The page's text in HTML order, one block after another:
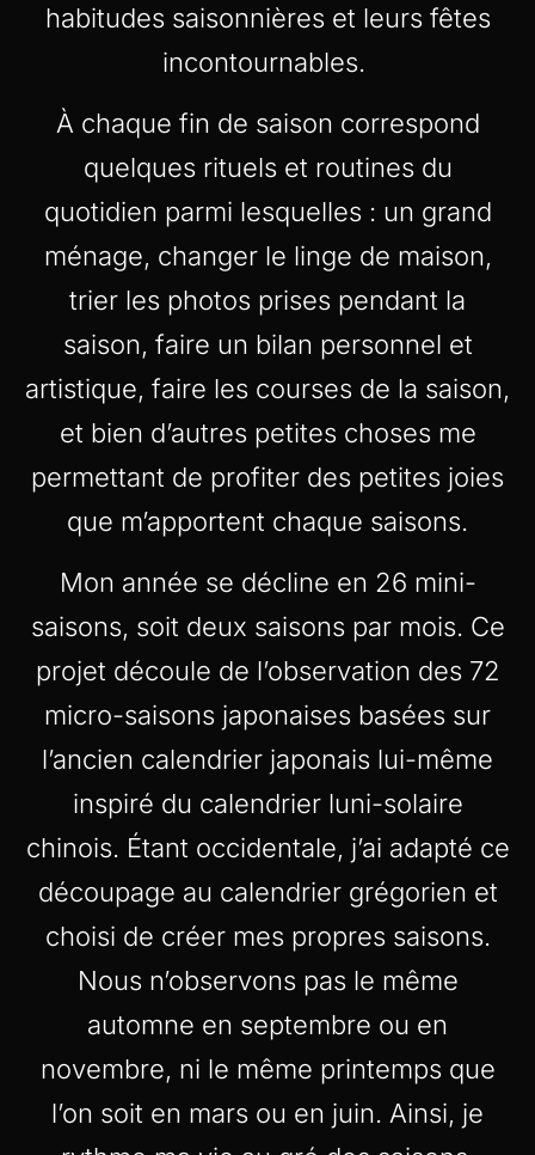
habitudes saisonnières et leurs fêtes
incontournables.
À chaque fin de saison correspond
quelques rituels et routines du
quotidien parmi lesquelles : un grand
ménage, changer le linge de maison,
trier les photos prises pendant la
saison, faire un bilan personnel et
artistique, faire les courses de la saison,
et bien d’autres petites choses me
permettant de profiter des petites joies
que m’apportent chaque saisons.
Mon année se décline en 26 mini-
saisons, soit deux saisons par mois. Ce
projet découle de l’observation des 72
micro-saisons japonaises basées sur
l’ancien calendrier japonais lui-même
inspiré du calendrier luni-solaire
chinois. Étant occidentale, j’ai adapté ce
découpage au calendrier grégorien et
choisi de créer mes propres saisons.
Nous n’observons pas le même
automne en septembre ou en
novembre, ni le même printemps que
l’on soit en mars ou en juin. Ainsi, je